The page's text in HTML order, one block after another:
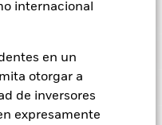
internacional
en un
otorgar a
de inversores
expresamente
fija. Los valores
pueden ser más
el nivel de riesgo.
más sensibles a las
que los mercados
encuentra un mayor
a la inversión o